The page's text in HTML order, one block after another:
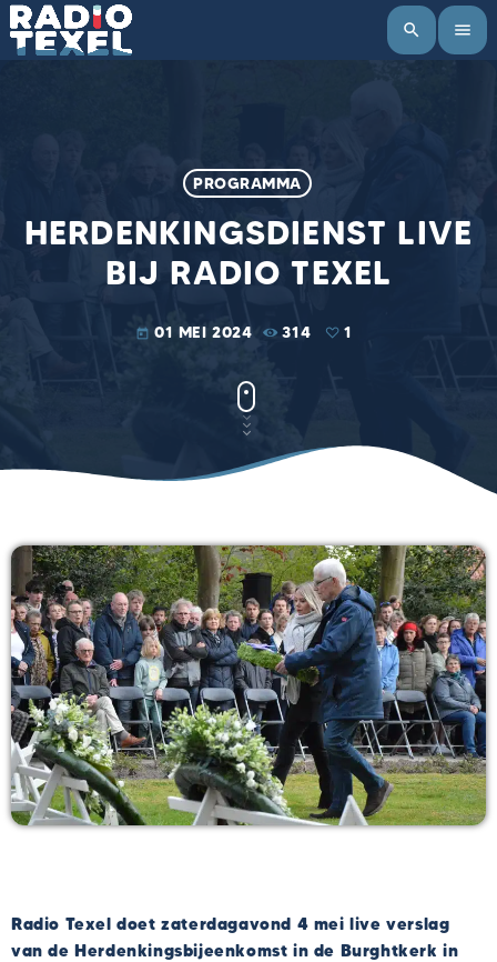
search menu
PROGRAMMA
HERDENKINGSDIENST LIVE
BIJ RADIO TEXEL
today 01 MEI 2024 314 1
Radio Texel doet zaterdagavond 4 mei live verslag
van de Herdenkingsbijeenkomst in de Burghtkerk in